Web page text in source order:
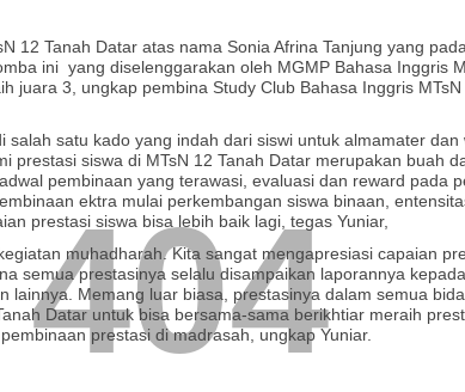
12 Tanah Datar atas nama Sonia Afrina Tanjung yang
ini yang diselenggarakan oleh MGMP Bahasa Inggris
juara 3, ungkap pembina Study Club Bahasa Inggris
satu kado yang indah dari siswi untuk almamater dan
prestasi siswa di MTsN 12 Tanah Datar merupakan buah
pembinaan yang terawasi, evaluasi dan reward pada
ektra mulai perkembangan siswa binaan,
prestasi siswa bisa lebih baik lagi, tegas Yuniar,
muhadharah. Kita sangat mengapresiasi capaian
semua prestasinya selalu disampaikan laporannya
Memang luar biasa, prestasinya dalam semua
Datar untuk bisa bersama-sama berikhtiar meraih
prestasi di madrasah, ungkap Yuniar.
404